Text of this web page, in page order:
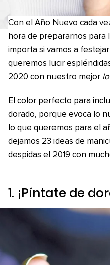
Con el Año Nuevo cada
hora de prepararnos para
importa si vamos a
queremos lucir
2020 con nuestro mejor
El color perfecto para
dorado, porque evoca lo
lo que queremos para el
dejamos 23 ideas de
despidas el 2019 con
1. ¡Píntate de